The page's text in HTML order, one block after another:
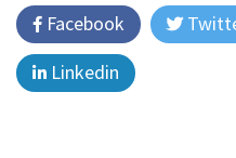
Facebook
Linkedin